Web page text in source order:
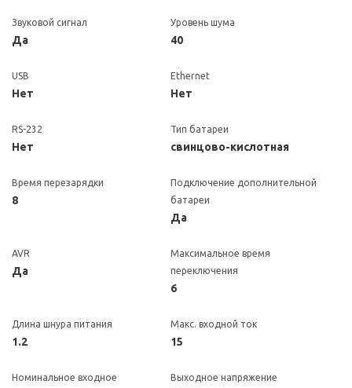
Звуковой сигнал
Да
Уровень шума
40
USB
Нет
Ethernet
Нет
RS-232
Нет
Тип батареи
свинцово-кислотная
Время перезарядки
8
Подключение дополнительной
батареи
Да
AVR
Да
Максимальное время
переключения
6
Длина шнура питания
1.2
Макс. входной ток
15
Номинальное входное
Выходное напряжение